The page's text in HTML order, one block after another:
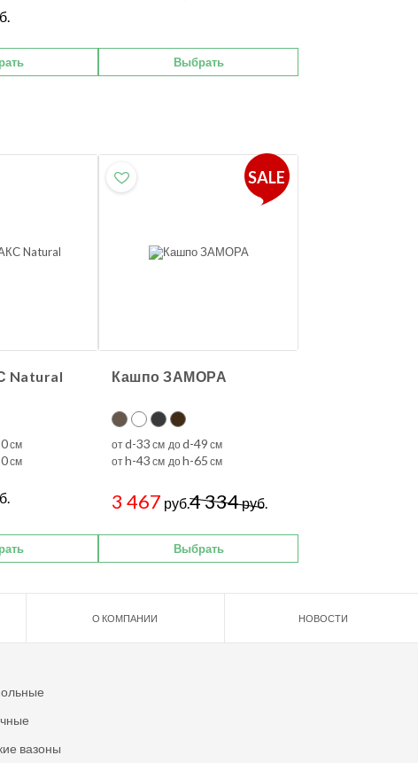
Выбрать
Natural
см
см
SALE
Кашпо ЗАМОРА
отd-33 см доd-49 см
отh-43 см доh-65 см
3 467 руб.4 334руб.
Выбрать
О КОМПАНИИ НОВОСТИ
вазоны